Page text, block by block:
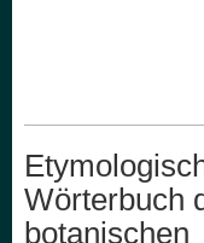
Wörterbuch
botanischen